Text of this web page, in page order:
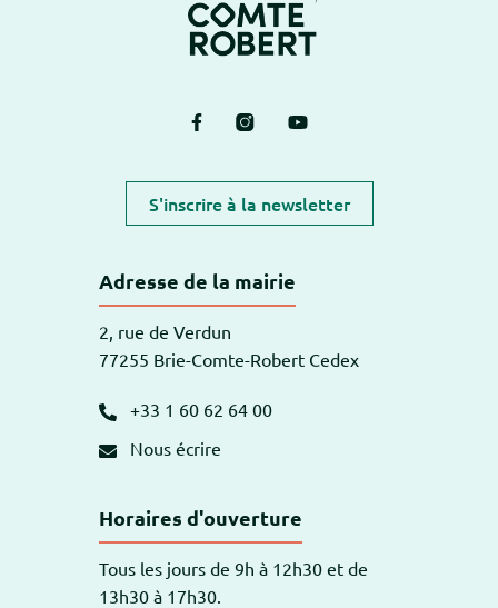
Lien vers le compte Facebook
Lien vers le compte Instagram
Lien vers la chaîne
S'inscrire à la newsletter
Adresse de la mairie
2, rue de Verdun
77255 Brie-Comte-Robert Cedex
+33 1 60 62 64 00
Nous écrire
Horaires d'ouverture
Tous les jours de 9h à 12h30 et de
13h30 à 17h30.